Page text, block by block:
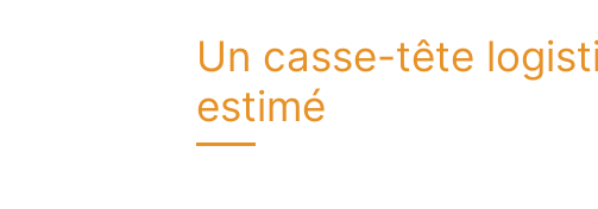
Un casse-tête
estimé